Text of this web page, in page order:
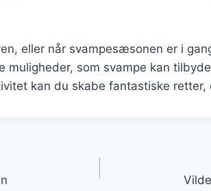
eller når svampesæsonen er i
muligheder, som svampe kan
kan du skabe fantastiske retter,